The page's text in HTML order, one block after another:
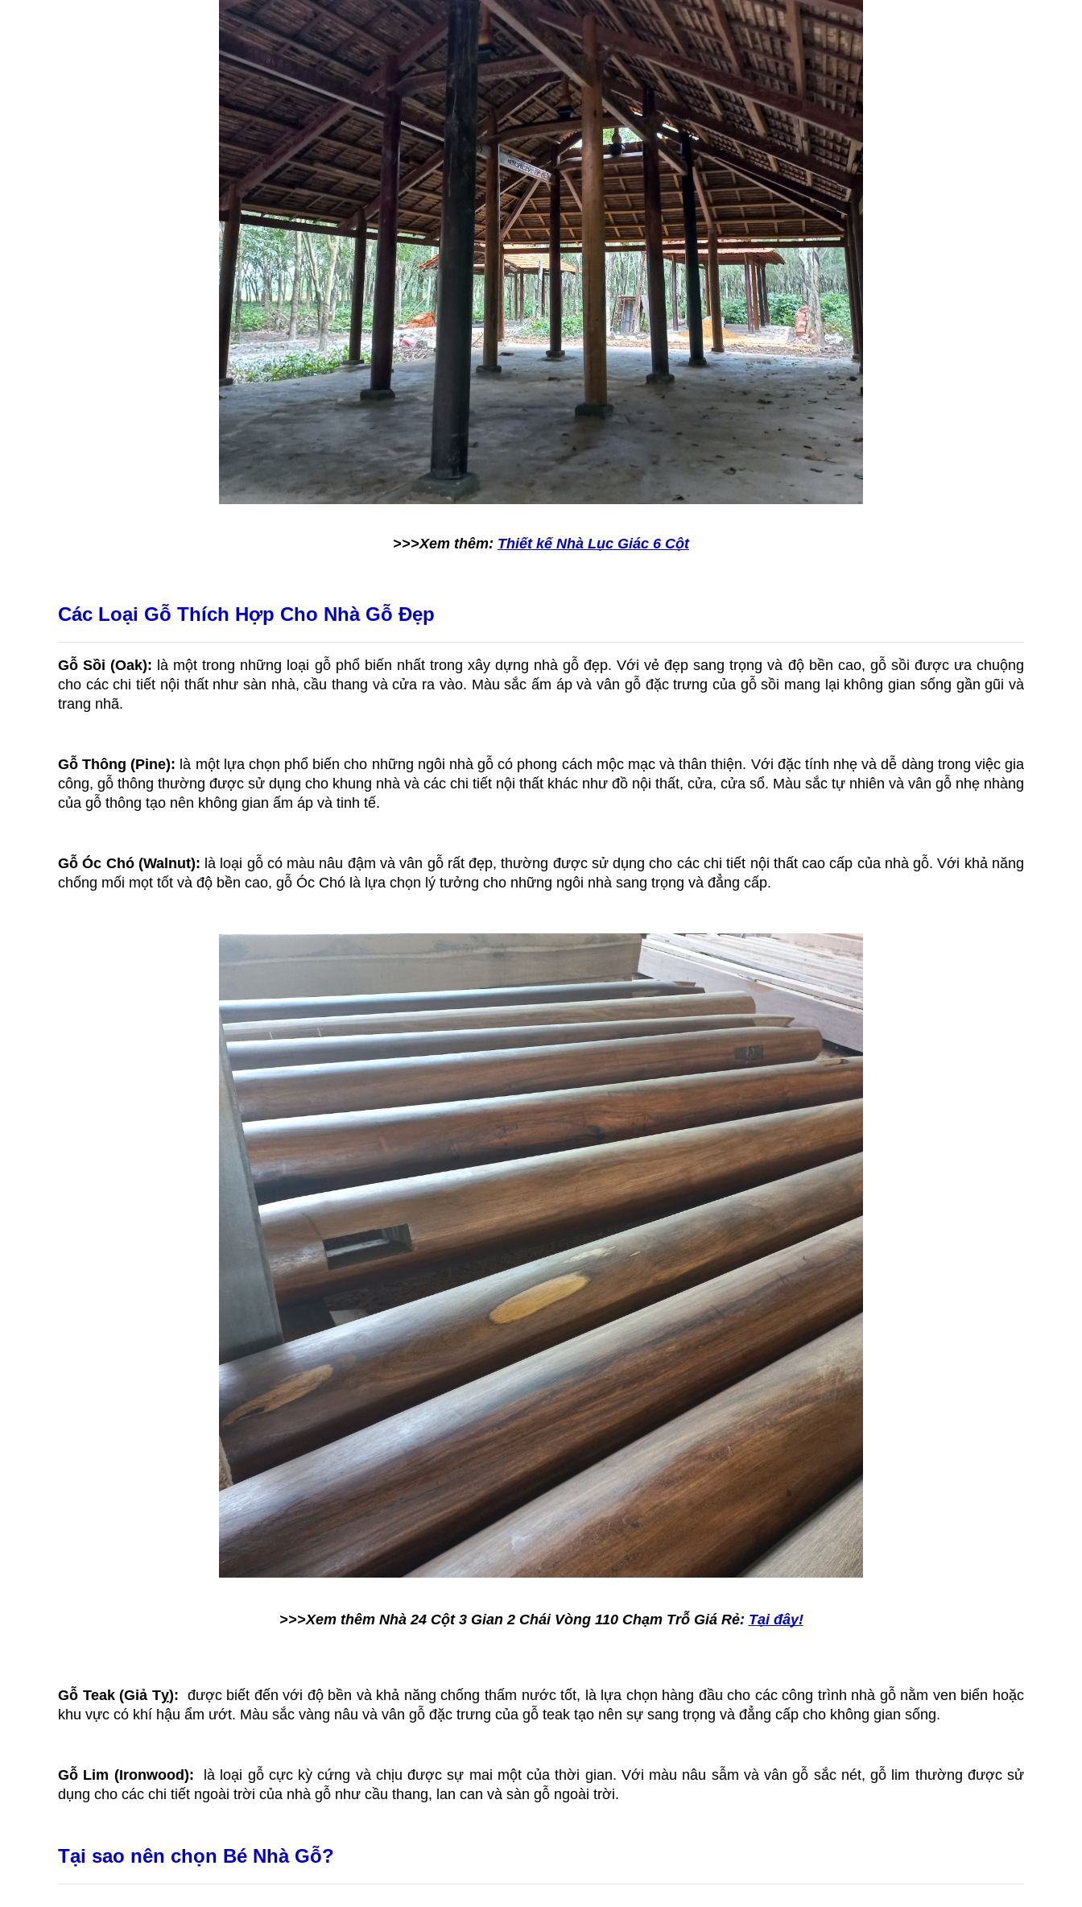
>>>Xem thêm: Thiết kế Nhà Lục Giác 6 Cột
Các Loại Gỗ Thích Hợp Cho Nhà Gỗ Đẹp
Gỗ Sồi (Oak): là một trong những loại gỗ phổ biến nhất trong xây dựng nhà gỗ đẹp. Với vẻ đẹp sang trọng và độ bền cao, gỗ sồi được ưa chuộng
cho các chi tiết nội thất như sàn nhà, cầu thang và cửa ra vào. Màu sắc ấm áp và vân gỗ đặc trưng của gỗ sồi mang lại không gian sống gần gũi và
trang nhã.
Gỗ Thông (Pine): là một lựa chọn phổ biến cho những ngôi nhà gỗ có phong cách mộc mạc và thân thiện. Với đặc tính nhẹ và dễ dàng trong việc gia
công, gỗ thông thường được sử dụng cho khung nhà và các chi tiết nội thất khác như đồ nội thất, cửa, cửa sổ. Màu sắc tự nhiên và vân gỗ nhẹ nhàng
của gỗ thông tạo nên không gian ấm áp và tinh tế.
Gỗ Óc Chó (Walnut): là loại gỗ có màu nâu đậm và vân gỗ rất đẹp, thường được sử dụng cho các chi tiết nội thất cao cấp của nhà gỗ. Với khả năng
chống mối mọt tốt và độ bền cao, gỗ Óc Chó là lựa chọn lý tưởng cho những ngôi nhà sang trọng và đẳng cấp.
>>>Xem thêm Nhà 24 Cột 3 Gian 2 Chái Vòng 110 Chạm Trỗ Giá Rẻ: Tại đây!
Gỗ Teak (Giả Tỵ): được biết đến với độ bền và khả năng chống thấm nước tốt, là lựa chọn hàng đầu cho các công trình nhà gỗ nằm ven biển hoặc
khu vực có khí hậu ẩm ướt. Màu sắc vàng nâu và vân gỗ đặc trưng của gỗ teak tạo nên sự sang trọng và đẳng cấp cho không gian sống.
Gỗ Lim (Ironwood):
là loại gỗ cực kỳ cứng và chịu được sự mai một của thời gian. Với màu nâu sẫm và vân gỗ sắc nét, gỗ lim thường được sử
dụng cho các chi tiết ngoài trời của nhà gỗ như cầu thang, lan can và sàn gỗ ngoài trời.
Tại sao nên chọn Bé Nhà Gỗ?